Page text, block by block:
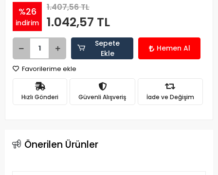
%26
indirim
1.407,56 TL
1.042,57 TL
Sepete
Ekle
Hemen Al
Favorilerime ekle
Hızlı Gönderi Güvenli Alışveriş İade ve Değişim
Önerilen Ürünler